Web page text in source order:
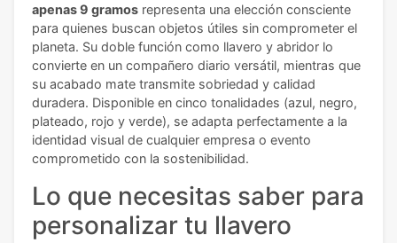
apenas 9 gramos representa una elección consciente
para quienes buscan objetos útiles sin comprometer el
planeta. Su doble función como llavero y abridor lo
convierte en un compañero diario versátil, mientras que
su acabado mate transmite sobriedad y calidad
duradera. Disponible en cinco tonalidades (azul, negro,
plateado, rojo y verde), se adapta perfectamente a la
identidad visual de cualquier empresa o evento
comprometido con la sostenibilidad.
Lo que necesitas saber para
personalizar tu llavero